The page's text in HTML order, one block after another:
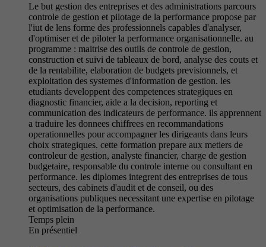
Le but gestion des entreprises et des administrations parcours
controle de gestion et pilotage de la performance propose par
l'iut de lens forme des professionnels capables d'analyser,
d'optimiser et de piloter la performance organisationnelle. au
programme : maitrise des outils de controle de gestion,
construction et suivi de tableaux de bord, analyse des couts et
de la rentabilite, elaboration de budgets previsionnels, et
exploitation des systemes d'information de gestion. les
etudiants developpent des competences strategiques en
diagnostic financier, aide a la decision, reporting et
communication des indicateurs de performance. ils apprennent
a traduire les donnees chiffrees en recommandations
operationnelles pour accompagner les dirigeants dans leurs
choix strategiques. cette formation prepare aux metiers de
controleur de gestion, analyste financier, charge de gestion
budgetaire, responsable du controle interne ou consultant en
performance. les diplomes integrent des entreprises de tous
secteurs, des cabinets d'audit et de conseil, ou des
organisations publiques necessitant une expertise en pilotage
et optimisation de la performance.
Temps plein
En présentiel